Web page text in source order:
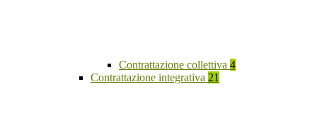
Contrattazione collettiva 4
Contrattazione integrativa 21